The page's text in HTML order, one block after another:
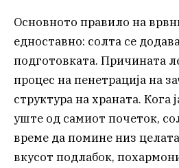
Основното правило на
едноставно: солта се
подготовката. Причината
процес на пенетрација на
структура на храната. Кога
уште од самиот почеток,
време да помине низ
вкусот подлабок,